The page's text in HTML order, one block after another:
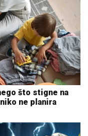
što stigne na
ne planira